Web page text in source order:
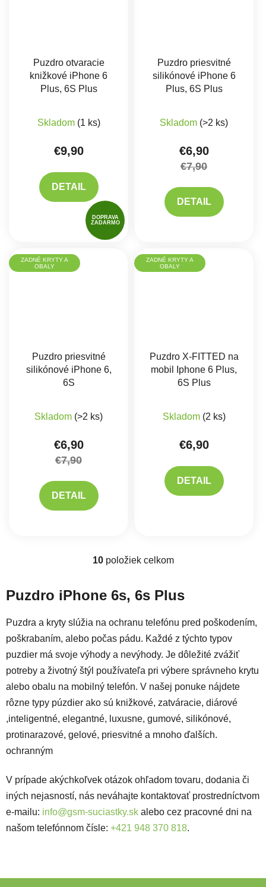
DOPRAVA
ZADARMO
Puzdro otvaracie
knižkové iPhone 6
Plus, 6S Plus
Skladom (1 ks)
€9,90
DETAIL
Puzdro priesvitné
silikónové iPhone 6
Plus, 6S Plus
Skladom (>2 ks)
€6,90
€7,90
DETAIL
ZADNÉ KRYTY A
OBALY
Puzdro priesvitné
silikónové iPhone 6,
6S
Skladom (>2 ks)
€6,90
€7,90
DETAIL
ZADNÉ KRYTY A
OBALY
Puzdro X-FITTED na
mobil Iphone 6 Plus,
6S Plus
Skladom (2 ks)
€6,90
DETAIL
Ovládacie prvky výpisu
10položiek celkom
Puzdro iPhone 6s, 6s Plus
Puzdra a kryty slúžia na ochranu telefónu pred poškodením,
poškrabaním, alebo počas pádu. Každé z týchto typov
puzdier má svoje výhody a nevýhody. Je dôležité zvážiť
potreby a životný štýl používateľa pri výbere správneho krytu
alebo obalu na mobilný telefón. V našej ponuke nájdete
rôzne typy púzdier ako sú knižkové, zatváracie, diárové
,inteligentné, elegantné, luxusne, gumové, silikónové,
protinarazové, gelové, priesvitné a mnoho ďalších.
ochranným
V prípade akýchkoľvek otázok ohľadom tovaru, dodania či
iných nejasností, nás neváhajte kontaktovať prostredníctvom
e-mailu: info@gsm-suciastky.sk alebo cez pracovné dni na
našom telefónnom čísle: +421 948 370 818.